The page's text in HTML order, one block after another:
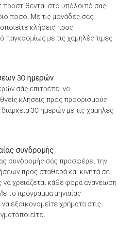
στο υπόλοιπό σας
ποσό. Με τις μονάδες σας
κλήσεις προς
παγκοσμίως με τις χαμηλές τιμές
30 ημερών
σάς επιτρέπει να
κλήσεις προς προορισμούς
30 ημερών με τις χαμηλές
συνδρομής
συνδρομής σάς προσφέρει την
προς σταθερά και κινητά σε
να χρειάζεται κάθε φορά ανανέωση
το πρόγραμμα μηνιαίας
εξοικονομείτε χρήματα στις